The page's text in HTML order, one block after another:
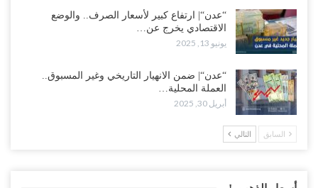
“عدن“| ارتفاع كبير لأسعار الصرف.. والوضع
الاقتصادي يخرج عن…
يونيو 13, 2025
“عدن“| ضمن الانهيار التاريخي وغير المسبوق..
العملة المحلية…
أبريل 30, 2025
السابق التالي